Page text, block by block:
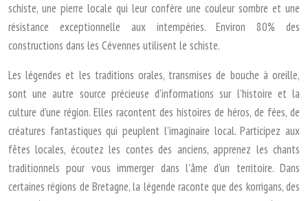
schiste, une pierre locale qui leur confère une couleur sombre et une
résistance exceptionnelle aux intempéries. Environ 80% des
constructions dans les Cévennes utilisent le schiste.
Les légendes et les traditions orales, transmises de bouche à oreille,
sont une autre source précieuse d’informations sur l’histoire et la
culture d’une région. Elles racontent des histoires de héros, de fées, de
créatures fantastiques qui peuplent l’imaginaire local. Participez aux
fêtes locales, écoutez les contes des anciens, apprenez les chants
traditionnels pour vous immerger dans l’âme d’un territoire. Dans
certaines régions de Bretagne, la légende raconte que des korrigans, des